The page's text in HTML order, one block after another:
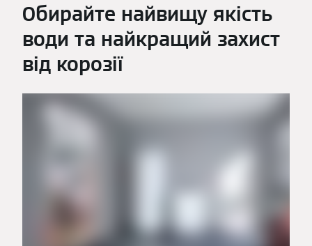
Обирайте найвищу якість
води та найкращий захист
від корозії